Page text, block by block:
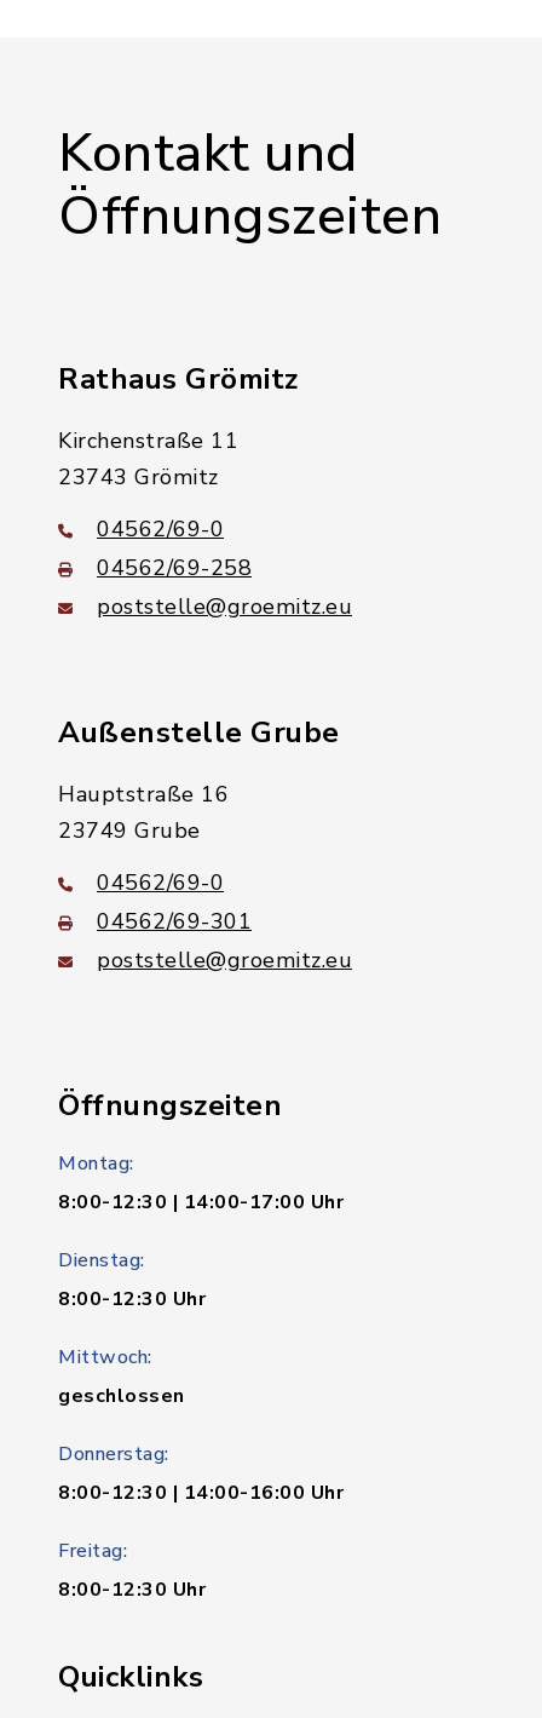
Kontakt und
Öffnungszeiten
Rathaus Grömitz
Kirchenstraße 11
23743 Grömitz
04562/69-0
04562/69-258
poststelle@groemitz.eu
Außenstelle Grube
Hauptstraße 16
23749 Grube
04562/69-0
04562/69-301
poststelle@groemitz.eu
Öffnungszeiten
Montag:
8:00-12:30 | 14:00-17:00 Uhr
Dienstag:
8:00-12:30 Uhr
Mittwoch:
geschlossen
Donnerstag:
8:00-12:30 | 14:00-16:00 Uhr
Freitag:
8:00-12:30 Uhr
Quicklinks